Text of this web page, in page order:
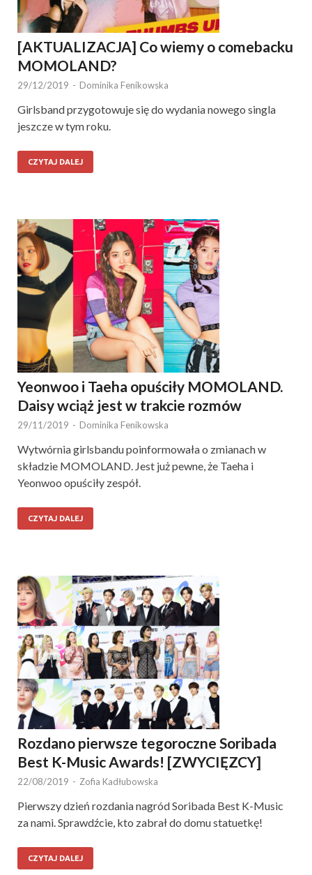
[AKTUALIZACJA] Co wiemy o comebacku
MOMOLAND?
29/12/2019 - Dominika Fenikowska
Girlsband przygotowuje się do wydania nowego singla
jeszcze w tym roku.
CZYTAJ DALEJ
Yeonwoo i Taeha opuściły MOMOLAND.
Daisy wciąż jest w trakcie rozmów
29/11/2019 - Dominika Fenikowska
Wytwórnia girlsbandu poinformowała o zmianach w
składzie MOMOLAND. Jest już pewne, że Taeha i
Yeonwoo opuściły zespół.
CZYTAJ DALEJ
Rozdano pierwsze tegoroczne Soribada
Best K-Music Awards! [ZWYCIĘZCY]
22/08/2019 - Zofia Kadłubowska
Pierwszy dzień rozdania nagród Soribada Best K-Music
za nami. Sprawdźcie, kto zabrał do domu statuetkę!
CZYTAJ DALEJ